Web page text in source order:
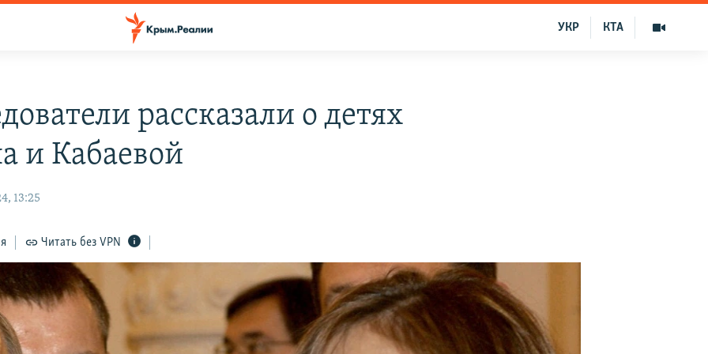
КТА
УКР
рассказали о детях
и Кабаевой
13:25
Читать без VPN